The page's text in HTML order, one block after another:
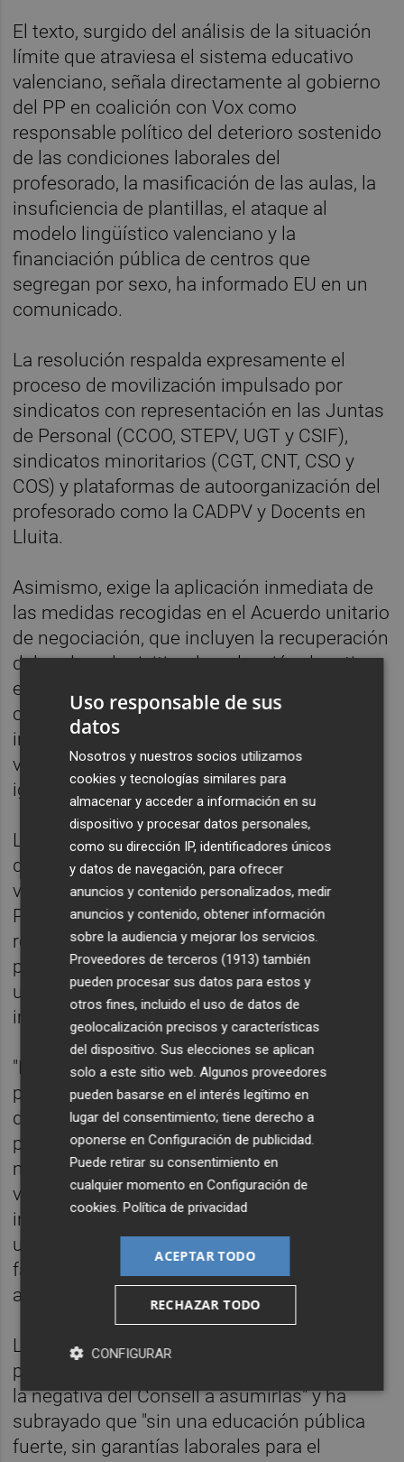
El texto, surgido del análisis de la situación
límite que atraviesa el sistema educativo
valenciano, señala directamente al gobierno
del PP en coalición con Vox como
responsable político del deterioro sostenido
de las condiciones laborales del
profesorado, la masificación de las aulas, la
insuficiencia de plantillas, el ataque al
modelo lingüístico valenciano y la
financiación pública de centros que
segregan por sexo, ha informado EU en un
comunicado.
La resolución respalda expresamente el
proceso de movilización impulsado por
sindicatos con representación en las Juntas
de Personal (CCOO, STEPV, UGT y CSIF),
sindicatos minoritarios (CGT, CNT, CSO y
COS) y plataformas de autoorganización del
profesorado como la CADPV y Docents en
Lluita.
Asimismo, exige la aplicación inmediata de
las medidas recogidas en el Acuerdo unitario
de negociación, que incluyen la recuperación
del poder adquisitivo, la reducción de ratios,
el refuerzo de plantillas, la disminución de la
carga burocrática, la mejora de
infraestructuras y la defensa efectiva del
valenciano como lengua de cohesión,
igualdad y calidad educativa.
La coordinadora general de Esquerra Unida
del País Valencià,Rosa Pérez Garijo
valorado la decisión unánime del Consell
Polític Nacional como "un respaldo claro y
rotundo a la comunidad educativa y a un
profesorado que lleva años resistiendo ante
un Consell que ha optado por el bloqueo y la
imposición unilateral".
"No estamos ante un conflicto inevitable ni
puntual. Estamos ante una ofensiva política
deliberada contra lo público, que precariza al
profesorado, hunde las condiciones
materiales de la enseñanza y margina el
valenciano como lengua propia. La huelga
indefinida que comienza el 11 de mayo es
una respuesta legítima y necesaria ante la
falta de voluntad negociadora de la
administración", ha afirmado.
La dirigente de EUPV ha insistido en que "el
problema no es la falta de propuestas, sino
la negativa del Consell a asumirlas" y ha
subrayado que "sin una educación pública
fuerte, sin garantías laborales para el
Uso responsable de sus
datos
Nosotros y nuestros socios utilizamos
cookies y tecnologías similares para
almacenar y acceder a información en su
dispositivo y procesar datos personales,
como su dirección IP, identificadores únicos
y datos de navegación, para ofrecer
anuncios y contenido personalizados, medir
anuncios y contenido, obtener información
sobre la audiencia y mejorar los servicios.
Proveedores de terceros (1913) también
pueden procesar sus datos para estos y
otros fines, incluido el uso de datos de
geolocalización precisos y características
del dispositivo. Sus elecciones se aplican
solo a este sitio web. Algunos proveedores
pueden basarse en el interés legítimo en
lugar del consentimiento; tiene derecho a
oponerse enConfiguración de publicidad
Puede retirar su consentimiento en
cualquier momento enConfiguración de
cookies .Política de privacidad
ACEPTAR TODO
RECHAZAR TODO
CONFIGURAR